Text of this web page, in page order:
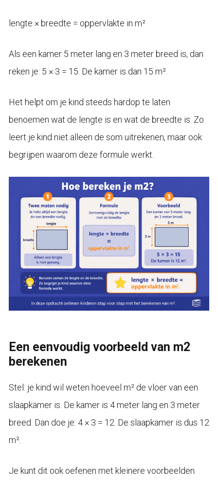
lengte × breedte = oppervlakte in m²
Als een kamer 5 meter lang en 3 meter breed is, dan
reken je: 5 × 3 = 15. De kamer is dan 15 m².
Het helpt om je kind steeds hardop te laten
benoemen wat de lengte is en wat de breedte is. Zo
leert je kind niet alleen de som uitrekenen, maar ook
begrijpen waarom deze formule werkt.
Een eenvoudig voorbeeld van m2
berekenen
Stel: je kind wil weten hoeveel m² de vloer van een
slaapkamer is. De kamer is 4 meter lang en 3 meter
breed. Dan doe je: 4 × 3 = 12. De slaapkamer is dus 12
m².
Je kunt dit ook oefenen met kleinere voorbeelden.